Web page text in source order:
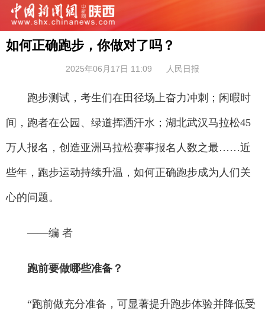
如何正确跑步，你做对了吗？
2025年06月17日 11:09 人民日报
跑步测试，考生们在田径场上奋力冲刺；闲暇时
间，跑者在公园、绿道挥洒汗水；湖北武汉马拉松45
万人报名，创造亚洲马拉松赛事报名人数之最……近
些年，跑步运动持续升温，如何正确跑步成为人们关
心的问题。
——编 者
跑前要做哪些准备？
“跑前做充分准备，可显著提升跑步体验并降低受